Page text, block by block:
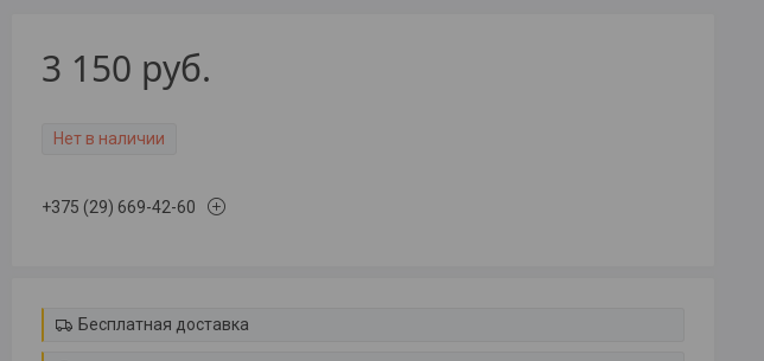
3 150 руб.
Нет в наличии
+375 (29) 669-42-60
Бесплатная доставка